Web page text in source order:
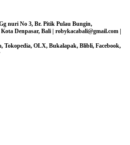
nuri No 3, Br. Pitik Pulau Bungin,
Denpasar, Bali | robykacabali@gmail.com |
Tokopedia, OLX, Bukalapak, Blibli, Facebook,